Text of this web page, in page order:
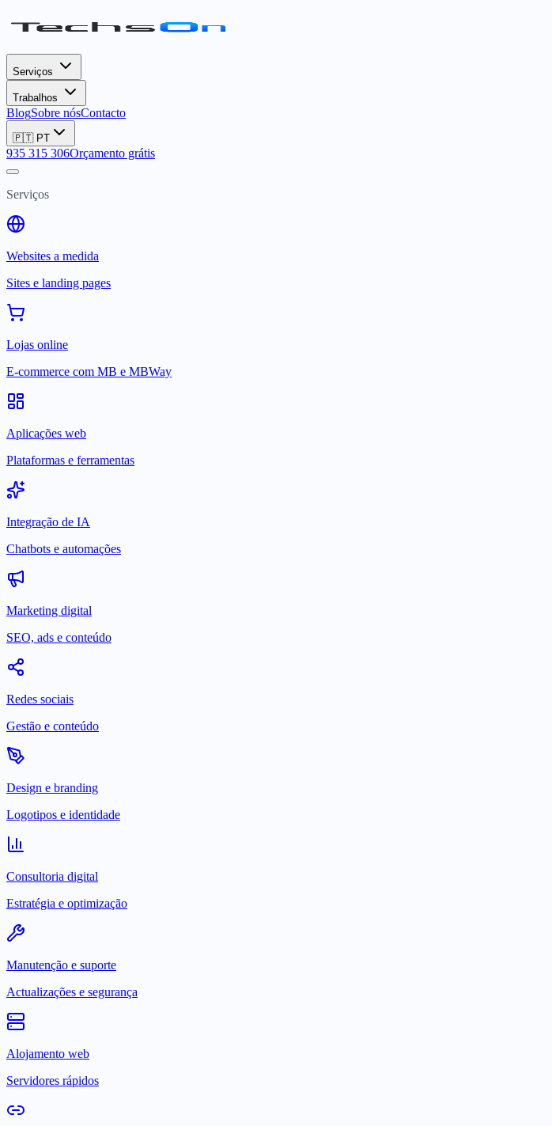
Serviços
Trabalhos
BlogSobre nósContacto
🇵🇹 PT
935 315 306Orçamento grátis
Serviços
Websites a medida
Sites e landing pages
Lojas online
E-commerce com MB e MBWay
Aplicações web
Plataformas e ferramentas
Integração de IA
Chatbots e automações
Marketing digital
SEO, ads e conteúdo
Redes sociais
Gestão e conteúdo
Design e branding
Logotipos e identidade
Consultoria digital
Estratégia e optimização
Manutenção e suporte
Actualizações e segurança
Alojamento web
Servidores rápidos